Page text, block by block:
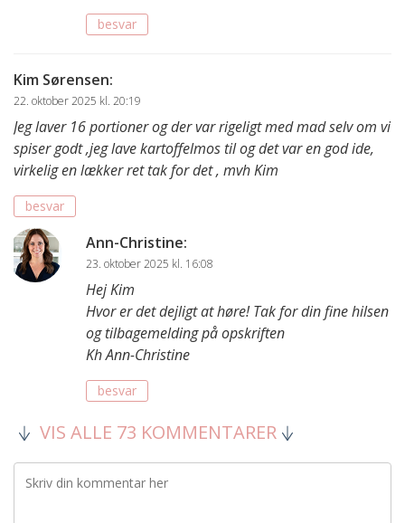
besvar
Kim Sørensen:
22. oktober 2025 kl. 20:19
Jeg laver 16 portioner og der var rigeligt med mad selv om vi
spiser godt ,jeg lave kartoffelmos til og det var en god ide,
virkelig en lækker ret tak for det , mvh Kim
besvar
Ann-Christine:
23. oktober 2025 kl. 16:08
Hej Kim
Hvor er det dejligt at høre! Tak for din fine hilsen
og tilbagemelding på opskriften
Kh Ann-Christine
besvar
VIS ALLE 73 KOMMENTARER